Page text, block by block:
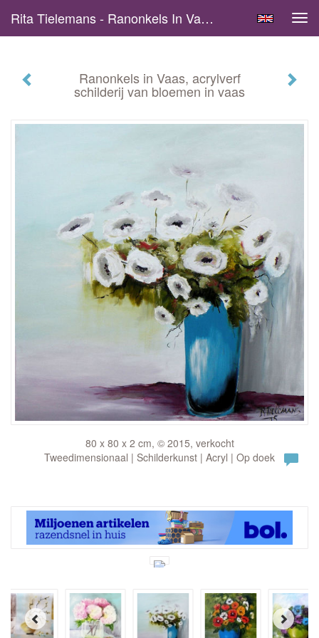
Rita Tielemans - Ranonkels In Vaas, Acrylverf Schilderij Van Bloemen In Vaas
Ranonkels in Vaas, acrylverf
schilderij van bloemen in vaas
80 x 80 x 2 cm, © 2015, verkocht
Tweedimensionaal | Schilderkunst | Acryl | Op doek